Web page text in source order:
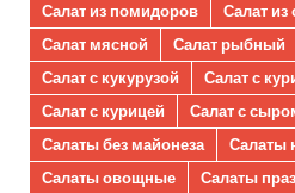
Салат из помидоров
Салат из
Салат мясной
Салат рыбный
Салат с кукурузой
Салат с
Салат с курицей
Салат с
Салаты без майонеза
Салаты
Салаты овощные
Салаты